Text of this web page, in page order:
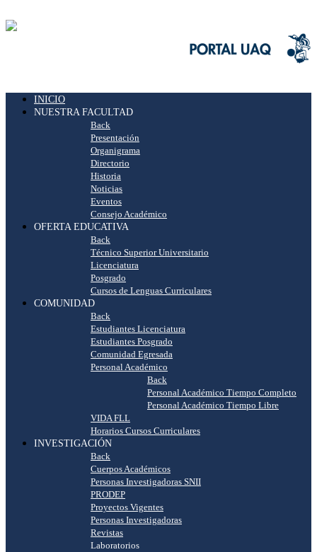
INICIO
NUESTRA FACULTAD
Back
Presentación
Organigrama
Directorio
Historia
Noticias
Eventos
Consejo Académico
OFERTA EDUCATIVA
Back
Técnico Superior Universitario
Licenciatura
Posgrado
Cursos de Lenguas Curriculares
COMUNIDAD
Back
Estudiantes Licenciatura
Estudiantes Posgrado
Comunidad Egresada
Personal Académico
Back
Personal Académico Tiempo Completo
Personal Académico Tiempo Libre
VIDA FLL
Horarios Cursos Curriculares
INVESTIGACIÓN
Back
Cuerpos Académicos
Personas Investigadoras SNII
PRODEP
Proyectos Vigentes
Personas Investigadoras
Revistas
Laboratorios